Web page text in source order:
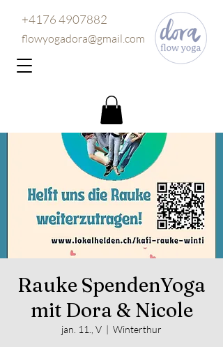
flowyogadora@gmail.com
+4176 4907882
Rauke SpendenYoga
mit Dora & Nicole
jan. 11., V
  |
Winterthur